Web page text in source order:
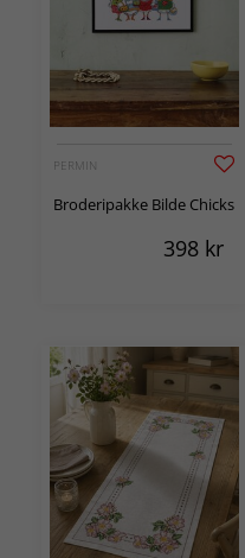
PERMIN
Broderipakke Bilde Chicks
398 kr